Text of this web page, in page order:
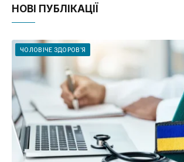
НОВІ ПУБЛІКАЦІЇ
ЧОЛОВІЧЕ ЗДОРОВ'Я